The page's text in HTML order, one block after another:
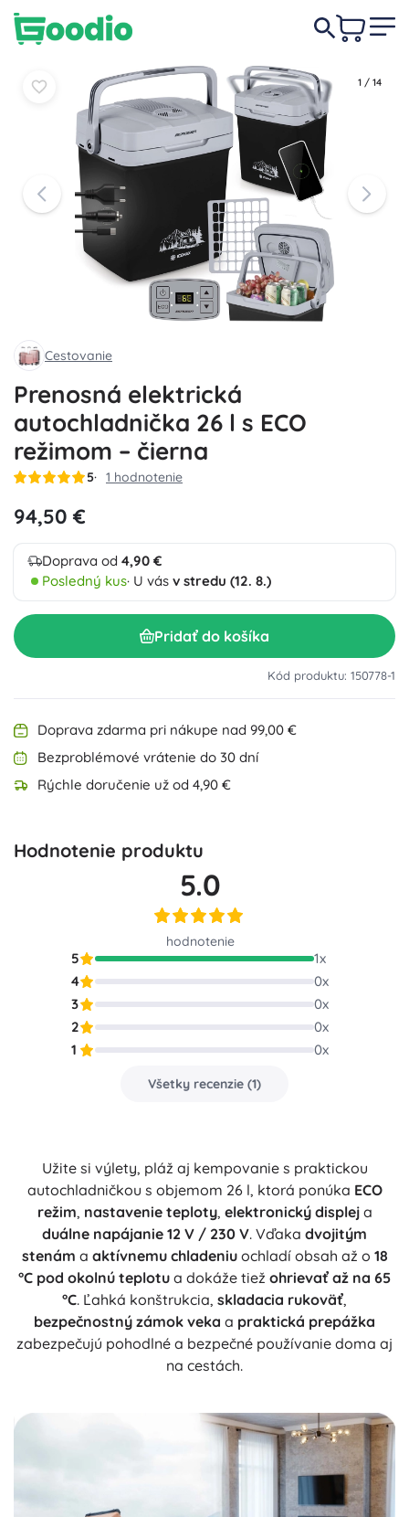
1 / 14
Cestovanie
Prenosná elektrická
autochladnička 26 l s ECO
režimom – čierna
5 1 hodnotenie
94,50 €
Doprava od 4,90 €
Posledný kus· U vás v stredu (12. 8.)
Pridať do košíka
Kód produktu: 150778-1
Doprava zdarma pri nákupe nad 99,00 €
Bezproblémové vrátenie do 30 dní
Rýchle doručenie už od 4,90 €
Hodnotenie produktu
5.0
hodnotenie
5 1x
4
0x
3
0x
2
0x
1
0x
Všetky recenzie (1)
Užite si výlety, pláž aj kempovanie s praktickou
autochladničkou s objemom 26 l, ktorá ponúka ECO
režim, nastavenie teploty, elektronický displeja
duálne napájanie 12 V / 230 V. Vďaka dvojitým
stenám a aktívnemu chladeniuochladí obsah až o 18
°C pod okolnú teplotu a dokáže tiež ohrievať až na 65
°C. Ľahká konštrukcia, skladacia rukoväť,
bezpečnostný zámok veka a praktická prepážka
zabezpečujú pohodlné a bezpečné používanie doma aj
na cestách.
94,50 € Do košíka